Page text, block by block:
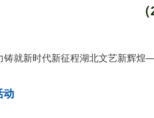
铸就新时代新征程湖北文艺新辉
动